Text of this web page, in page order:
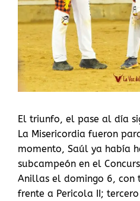
El triunfo, el pase al día
La Misericordia fueron
momento, Saúl ya había
subcampeón en el
Anillas el domingo 6, con
frente a Pericola II;